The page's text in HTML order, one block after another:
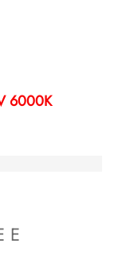
6000K
E